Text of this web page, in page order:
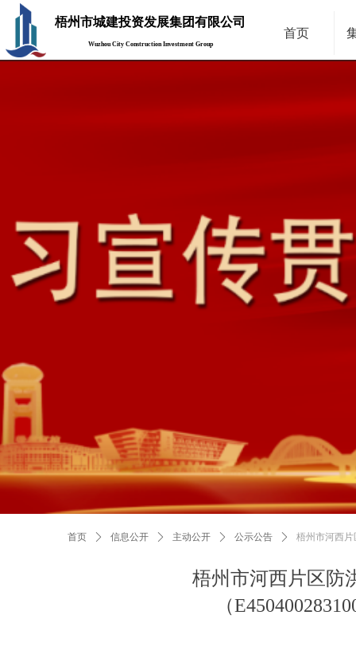
梧州市城建投资发展集团有限公司
Wuzhou City Construction Investment Group
首页
梧州市河西片区防
（
首页 ꄲ 信息公开 ꄲ 主动公开 ꄲ 公示公告 ꄲ 梧州市河西片